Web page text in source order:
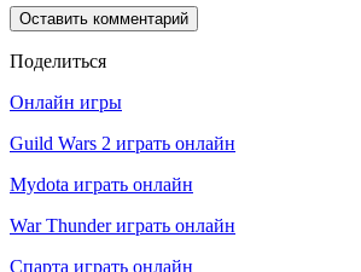
Поделиться
Онлайн игры
Guild Wars 2 играть онлайн
Mydota играть онлайн
War Thunder играть онлайн
Спарта играть онлайн